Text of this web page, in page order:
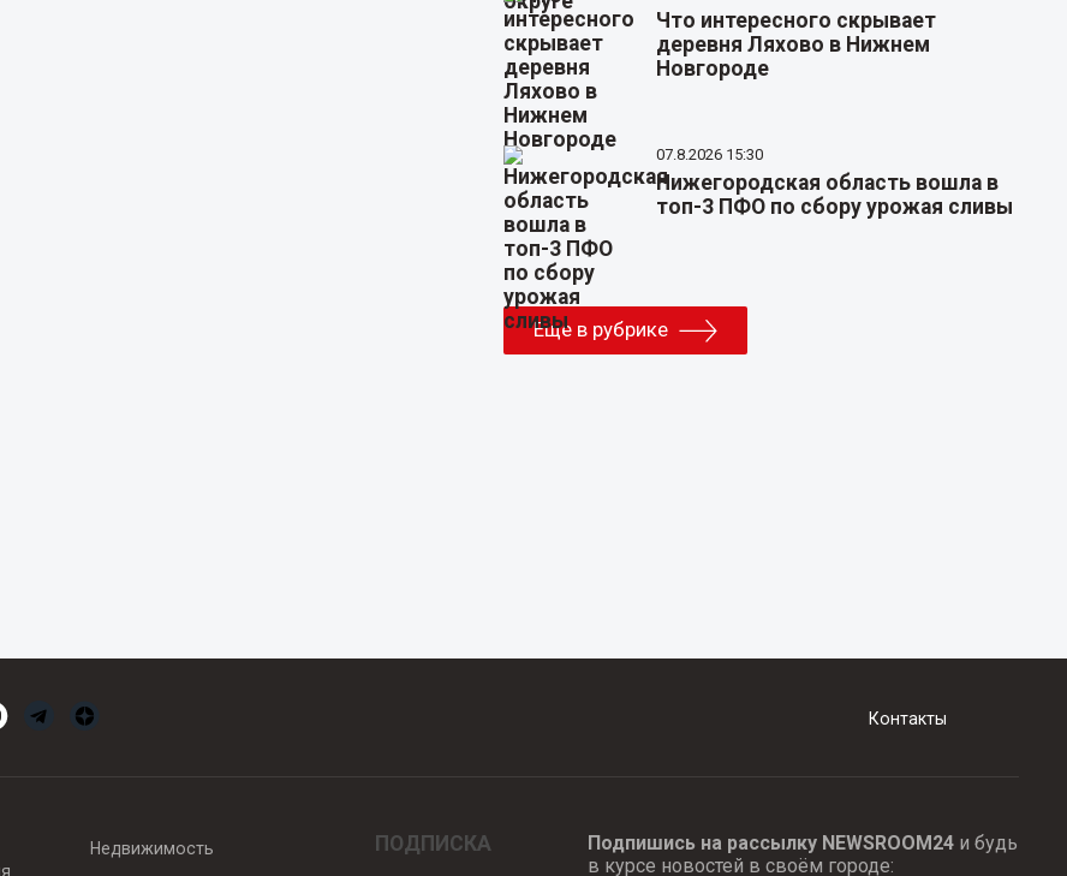
Что интересного скрывает
деревня Ляхово в Нижнем
Новгороде
07.8.2026 15:30
Нижегородская область вошла в
топ-3 ПФО по сбору урожая сливы
Еще в рубрике
Контакты
Недвижимость ПОДПИСКА Подпишись на рассылку NEWSROOM24и будь
в курсе новостей в своём городе: